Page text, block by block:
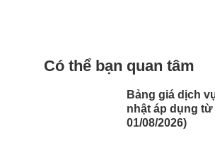
Có thể bạn quan tâm
Bảng giá dịch
nhật áp dụng
01/08/2026)